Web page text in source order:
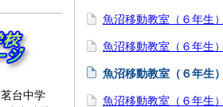
台中学
魚沼移動教室（６年生
魚沼移動教室（６年生
魚沼移動教室（６年生
魚沼移動教室（６年生